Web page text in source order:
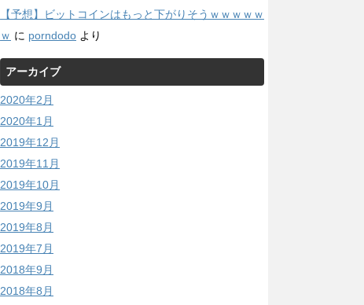
【予想】ビットコインはもっと下がりそうｗｗｗｗｗ
ｗ に porndodo より
アーカイブ
2020年2月
2020年1月
2019年12月
2019年11月
2019年10月
2019年9月
2019年8月
2019年7月
2018年9月
2018年8月